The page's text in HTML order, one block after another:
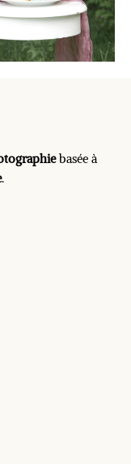
basée à
.